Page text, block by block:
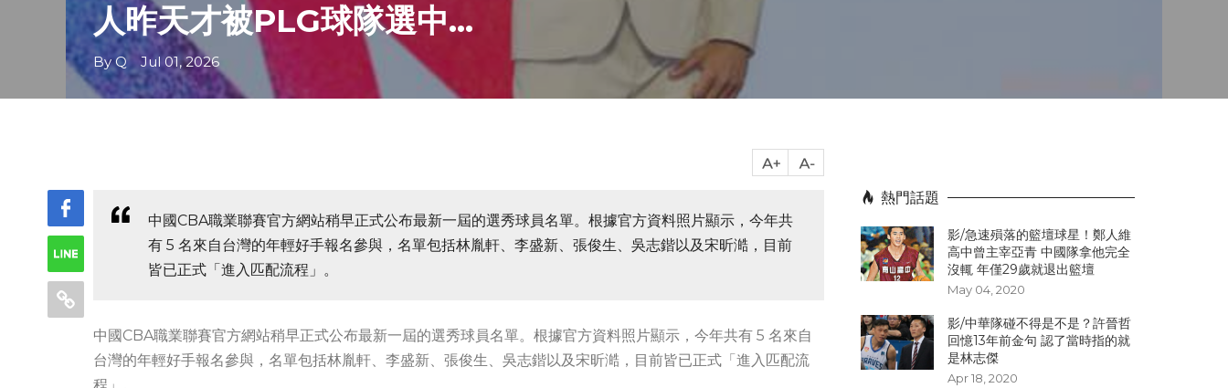
人昨天才被PLG球隊選中...
By Q Jul 01, 2026
中國CBA職業聯賽官方網站稍早正式公布最新一屆的選秀球員名單。根據官方資料照片顯示，今年共
有 5 名來自台灣的年輕好手報名參與，名單包括林胤軒、李盛新、張俊生、吳志鍇以及宋昕澔，目前
皆已正式「進入匹配流程」。
中國CBA職業聯賽官方網站稍早正式公布最新一屆的選秀球員名單。根據官方資料照片顯示，今年共有 5 名來自
台灣的年輕好手報名參與，名單包括林胤軒、李盛新、張俊生、吳志鍇以及宋昕澔，目前皆已正式「進入匹配流
熱門話題
影/急速殞落的籃壇球星！鄭人維
高中曾主宰亞青 中國隊拿他完全
沒輒 年僅29歲就退出籃壇
May 04, 2020
影/中華隊碰不得是不是？許晉哲
回憶13年前金句 認了當時指的就
是林志傑
Apr 18, 2020